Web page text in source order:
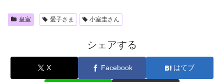
皇室 愛子さま 小室圭さん
シェアする
X Facebook はてブ